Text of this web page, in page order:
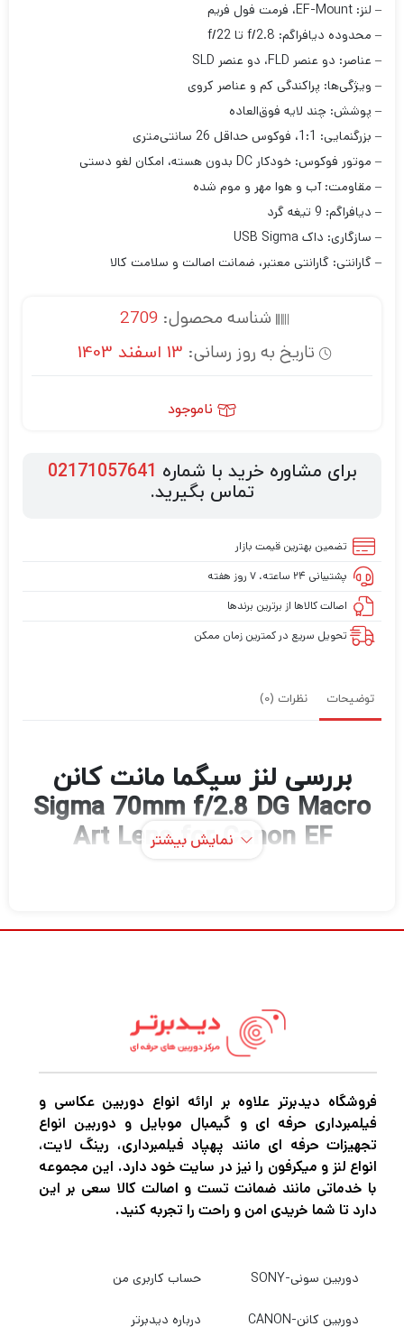
– لنز: EF-Mount، فرمت فول فریم
– محدوده دیافراگم: f/2.8 تا f/22
– عناصر: دو عنصر FLD، دو عنصر SLD
– ویژگی‌ها: پراکندگی کم و عناصر کروی
– پوشش: چند لایه فوق‌العاده
– بزرگنمایی: 1:1، فوکوس حداقل 26 سانتی‌متری
– موتور فوکوس: خودکار DC بدون هسته، امکان لغو دستی
– مقاومت: آب و هوا مهر و موم شده
– دیافراگم: 9 تیغه گرد
– سازگاری: داک USB Sigma
– گارانتی: گارانتی معتبر، ضمانت اصالت و سلامت کالا
شناسه محصول: 2709
تاریخ به روز رسانی: 13 اسفند 1403
ناموجود
برای مشاوره خرید با شماره 02171057641
تماس بگیرید.
تضمین بهترین قیمت بازار
پشتیبانی ۲۴ ساعته، ۷ روز هفته
اصالت کالاها از برترین برندها
تحویل سریع در کمترین زمان ممکن
توضیحات نظرات (0)
بررسی لنز سیگما مانت کانن
Sigma 70mm f/2.8 DG Macro
Art Lens for Canon EF
برای وضوح تصویر قابل توجه در فواصل کاری
ماکرو مناسب است. به‌عنوان عضوی از سری
لنزهای معتبر Art، این تله‌فوتو پرایم کوتاه با
طراحی اپتیکال پیچیده‌اش نیز متمایز می‌شود که
از دو عنصر FLD، دو عنصر SLD، یک عنصر
پراکندگی جزئی غیرعادی/ضریب شکست بالا و دو
عنصر غیر کروی استفاده می‌کند. برای محدود
کردن انحرافات کروماتیک و کروی برای وضوح،
وضوح و دقت رنگ بالا. یک پوشش چندلایه فوق
ور شدن لنز و شبح برای بهبود کنتراست و وفاداری
رنگ در شرایط نوری قوی بهبود می بخشد. علاوه بر
نمایش بیشتر
فروشگاه دیدبرتر علاوه بر ارائه انواع دوربین عکاسی و
فیلمبرداری حرفه ای و گیمبال موبایل و دوربین انواع
تجهیزات حرفه ای مانند پهپاد فیلمبرداری، رینگ لایت،
انواع لنز و میکرفون را نیز در سایت خود دارد. این مجموعه
با خدماتی مانند ضمانت تست و اصالت کالا سعی بر این
دارد تا شما خریدی امن و راحت را تجربه کنید.
دوربین سونی-SONY
دوربین کانن-CANON
حساب کاربری من
درباره دیدبرتر